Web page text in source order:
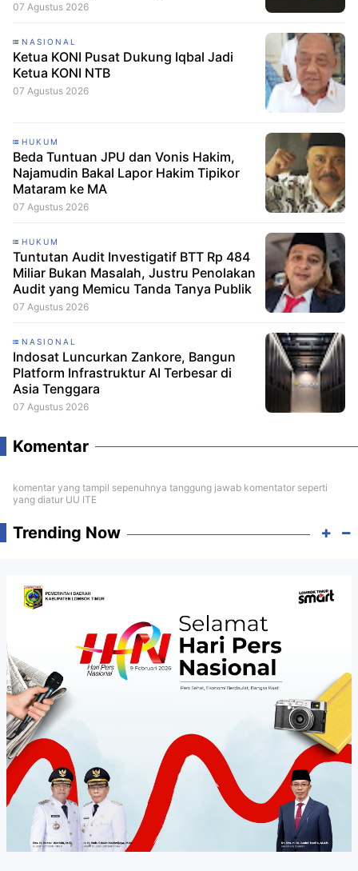
07 Agustus 2026
NASIONAL
Ketua KONI Pusat Dukung Iqbal Jadi
Ketua KONI NTB
07 Agustus 2026
HUKUM
Beda Tuntuan JPU dan Vonis Hakim,
Najamudin Bakal Lapor Hakim Tipikor
Mataram ke MA
07 Agustus 2026
HUKUM
Tuntutan Audit Investigatif BTT Rp 484
Miliar Bukan Masalah, Justru Penolakan
Audit yang Memicu Tanda Tanya Publik
07 Agustus 2026
NASIONAL
Indosat Luncurkan Zankore, Bangun
Platform Infrastruktur AI Terbesar di
Asia Tenggara
07 Agustus 2026
Komentar
komentar yang tampil sepenuhnya tanggung jawab komentator seperti
yang diatur UU ITE
Trending Now